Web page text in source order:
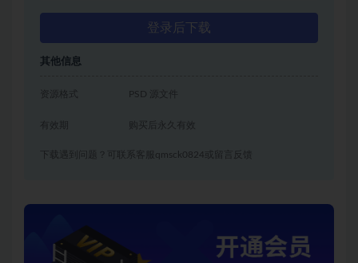
登录后下载
其他信息
资源格式 PSD 源文件
有效期 购买后永久有效
下载遇到问题？可联系客服qmsck0824或留言反馈